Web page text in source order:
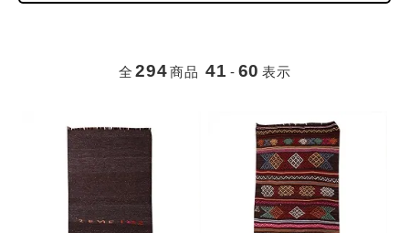
全 294 商品 41 - 60 表示